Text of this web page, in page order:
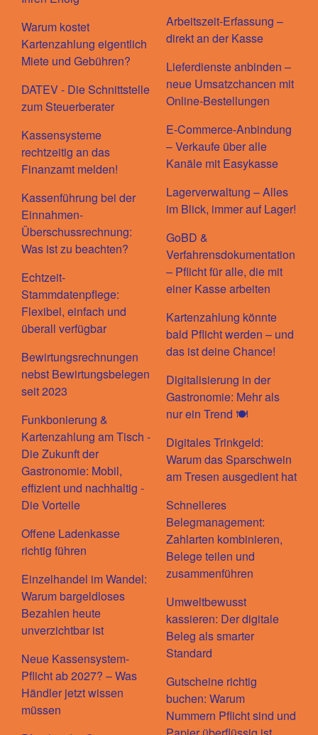
Warum kostet
Kartenzahlung eigentlich
Miete und Gebühren?
DATEV - Die Schnittstelle
zum Steuerberater
Kassensysteme
rechtzeitig an das
Finanzamt melden!
Kassenführung bei der
Einnahmen-
Überschussrechnung:
Was ist zu beachten?
Echtzeit-
Stammdatenpflege:
Flexibel, einfach und
überall verfügbar
Bewirtungsrechnungen
nebst Bewirtungsbelegen
seit 2023
Funkbonierung &
Kartenzahlung am Tisch -
Die Zukunft der
Gastronomie: Mobil,
effizient und nachhaltig -
Die Vorteile
Offene Ladenkasse
richtig führen
Einzelhandel im Wandel:
Warum bargeldloses
Bezahlen heute
unverzichtbar ist
Neue Kassensystem-
Pflicht ab 2027? – Was
Händler jetzt wissen
müssen
Arbeitszeit-Erfassung –
direkt an der Kasse
Lieferdienste anbinden –
neue Umsatzchancen mit
Online-Bestellungen
E-Commerce-Anbindung
– Verkaufe über alle
Kanäle mit Easykasse
Lagerverwaltung – Alles
im Blick, immer auf Lager!
GoBD &
Verfahrensdokumentation
– Pflicht für alle, die mit
einer Kasse arbeiten
Kartenzahlung könnte
bald Pflicht werden – und
das ist deine Chance!
Digitalisierung in der
Gastronomie: Mehr als
nur ein Trend 🍽️
Digitales Trinkgeld:
Warum das Sparschwein
am Tresen ausgedient hat
Schnelleres
Belegmanagement:
Zahlarten kombinieren,
Belege teilen und
zusammenführen
Umweltbewusst
kassieren: Der digitale
Beleg als smarter
Standard
Gutscheine richtig
buchen: Warum
Nummern Pflicht sind und